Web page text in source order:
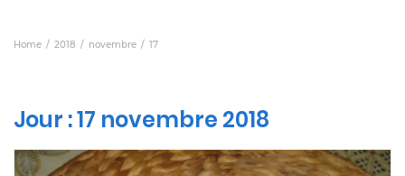
Home 2018 novembre 17
Jour :17 novembre 2018